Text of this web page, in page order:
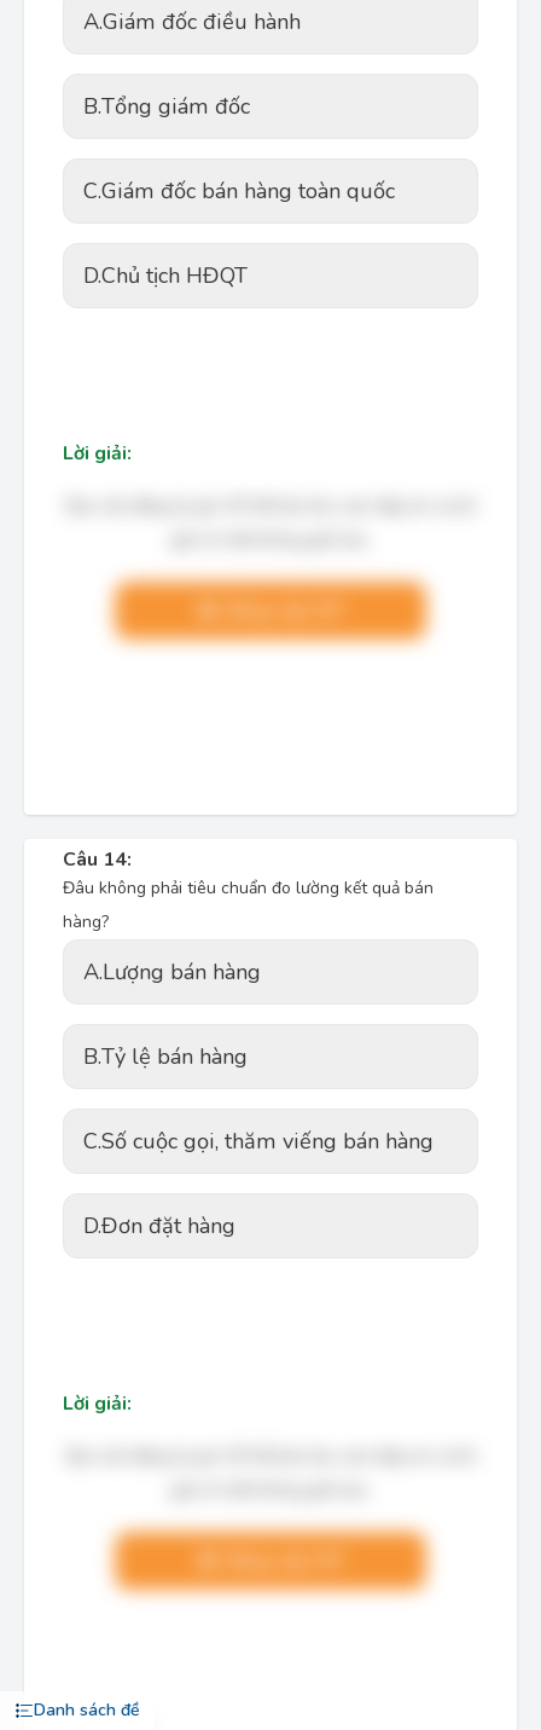
Danh sách đề
A.Giám đốc điều hành
B.Tổng giám đốc
C.Giám đốc bán hàng toàn quốc
D.Chủ tịch HĐQT
Lời giải:
Câu 14:
Đâu không phải tiêu chuẩn đo lường kết quả bán
hàng?
A.Lượng bán hàng
B.Tỷ lệ bán hàng
C.Số cuộc gọi, thăm viếng bán hàng
D.Đơn đặt hàng
Lời giải: